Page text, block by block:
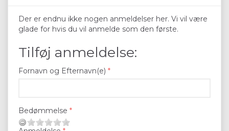
Der er endnu ikke nogen anmeldelser her. Vi vil være
glade for hvis du vil anmelde som den første.
Tilføj anmeldelse:
Fornavn og Efternavn(e)
Bedømmelse